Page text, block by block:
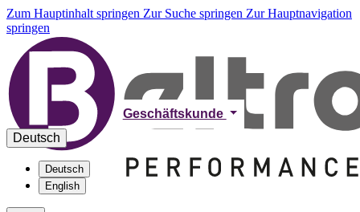
Zum Hauptinhalt springen Zur Suche springen Zur Hauptnavigation
springen
Geschäftskunde
Deutsch
Deutsch
English